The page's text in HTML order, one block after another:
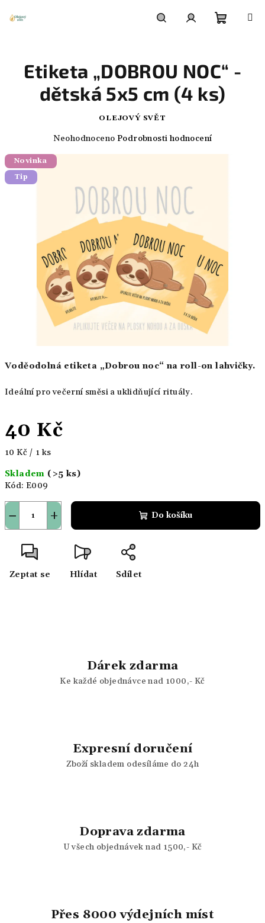
košík
Voděodolná etiketa „Dobrou noc“ na roll-on lahvičky.
Ideální pro večerní směsi a uklidňující rituály.
40 Kč
Měrná
10 Kč / 1 ks
Skladem (>5 ks)
Kód: E009
+
− Do košíku
Zeptat se Hlídat Sdílet
Etiketa „DOBROU NOC“ -
dětská 5x5 cm (4 ks)
OLEJOVÝ SVĚT
Průměrné
produktu
hvězdiček.
Neohodnoceno Podrobnosti hodnocení
Novinka
Tip
Dárek zdarma
Ke každé objednávce nad 1000,- Kč
Expresní doručení
Zboží skladem odesíláme do 24h
Doprava zdarma
U všech objednávek nad 1500,- Kč
Přes 8000 výdejních míst